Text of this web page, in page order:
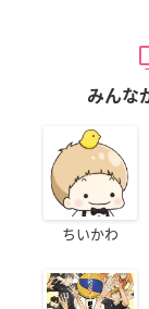
みんな
ちいかわ